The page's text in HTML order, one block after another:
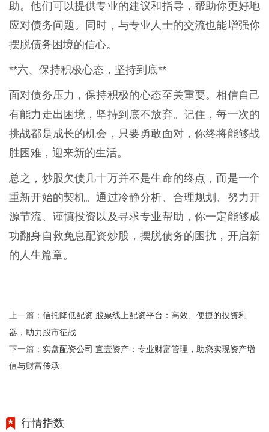
助。他们可以提供专业的建议和指导，帮助你更好地
应对债务问题。同时，与专业人士的交流也能增强你
摆脱债务困境的信心。
**六、保持积极心态，坚持到底**
面对债务压力，保持积极的心态至关重要。相信自己
有能力走出困境，坚持到底不放弃。记住，每一次的
挑战都是成长的机会，只要勇敢面对，你终将能够战
胜困难，迎来新的生活。
总之，炒股欠债几十万并不是生命的终点，而是一个
重新开始的契机。通过冷静分析、合理规划、努力开
源节流、谨慎投资以及寻求专业帮助，你一定能够成
功翻身自救免息配资炒股，摆脱债务的困扰，开启新
的人生篇章。
上一篇： 信托降低配资 股票线上配资平台：高效、便捷的投资利
器，助力股市征战
下一篇： 实盘配资公司 宜壹资产：专业财富管理，助您实现资产增
值与财富传承
行情指数